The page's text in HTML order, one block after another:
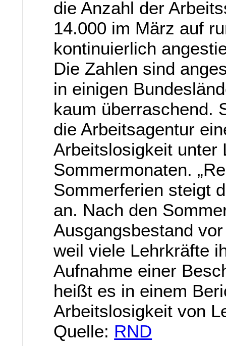
die Anzahl der
14.000 im März auf
kontinuierlich
Die Zahlen sind
in einigen
kaum überraschend.
die Arbeitsagentur
Arbeitslosigkeit unter
Sommermonaten.
Sommerferien steigt
an. Nach den
Ausgangsbestand
weil viele Lehrkräfte
Aufnahme einer
heißt es in einem
Arbeitslosigkeit von
Quelle: RND